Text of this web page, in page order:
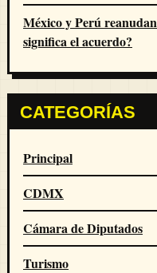
México y Perú
significa el acuerdo?
CATEGORÍAS
Principal
CDMX
Cámara de Diputados
Turismo